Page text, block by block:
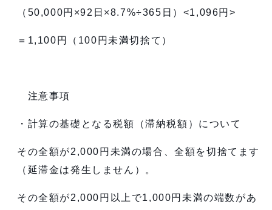
（50,000円×92日×8.7%÷365日）<1,096円>
＝1,100円（100円未満切捨て）
注意事項
・計算の基礎となる税額（滞納税額）について
その全額が2,000円未満の場合、全額を切捨てます
（延滞金は発生しません）。
その全額が2,000円以上で1,000円未満の端数があ